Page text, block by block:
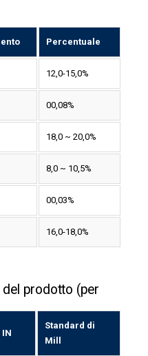
Percentuale
12,0-15,0%
00,08%
18,0 ~ 20,0%
8,0 ~ 10,5%
00,03%
16,0-18,0%
prodotto (per
IN
Standard di
Mill